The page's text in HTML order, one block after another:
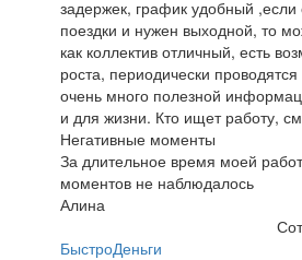
задержек, график удобный
поездки и нужен выходной, то
как коллектив отличный, есть
роста, периодически
очень много полезной
и для жизни. Кто ищет работу,
Негативные моменты
За длительное время моей
моментов не наблюдалось
Алина
БыстроДеньги